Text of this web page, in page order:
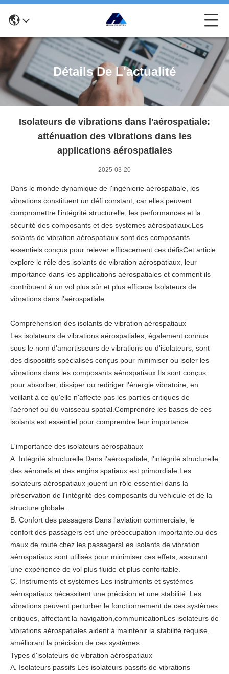
Détails De L'actualité
Isolateurs de vibrations dans l'aérospatiale:
atténuation des vibrations dans les
applications aérospatiales
2025-03-20
Dans le monde dynamique de l'ingénierie aérospatiale, les
vibrations constituent un défi constant, car elles peuvent
compromettre l'intégrité structurelle, les performances et la
sécurité des composants et des systèmes aérospatiaux.Les
isolants de vibration aérospatiaux sont des composants
essentiels conçus pour relever efficacement ces défisCet article
explore le rôle des isolants de vibration aérospatiaux, leur
importance dans les applications aérospatiales et comment ils
contribuent à un vol plus sûr et plus efficace.Isolateurs de
vibrations dans l'aérospatiale
Compréhension des isolants de vibration aérospatiaux
Les isolateurs de vibrations aérospatiales, également connus
sous le nom d'amortisseurs de vibrations ou d'isolateurs, sont
des dispositifs spécialisés conçus pour minimiser ou isoler les
vibrations dans les composants aérospatiaux.Ils sont conçus
pour absorber, dissiper ou rediriger l'énergie vibratoire, en
veillant à ce qu'elle n'affecte pas les parties critiques de
l'aéronef ou du vaisseau spatial.Comprendre les bases de ces
isolants est essentiel pour comprendre leur importance.
L'importance des isolateurs aérospatiaux
A. Intégrité structurelle Dans l'aérospatiale, l'intégrité structurelle
des aéronefs et des engins spatiaux est primordiale.Les
isolateurs aérospatiaux jouent un rôle essentiel dans la
préservation de l'intégrité des composants du véhicule et de la
structure globale.
B. Confort des passagers Dans l'aviation commerciale, le
confort des passagers est une préoccupation importante.ou des
maux de route chez les passagersLes isolants de vibration
aérospatiaux sont utilisés pour minimiser ces effets, assurant
une expérience de vol plus fluide et plus confortable.
C. Instruments et systèmes Les instruments et systèmes
aérospatiaux nécessitent une précision et une stabilité. Les
vibrations peuvent perturber le fonctionnement de ces systèmes
critiques, affectant la navigation,communicationLes isolateurs de
vibrations aérospatiales aident à maintenir la stabilité requise,
améliorant la précision de ces systèmes.
Types d'isolateurs de vibration aérospatiaux
A. Isolateurs passifs Les isolateurs passifs de vibrations